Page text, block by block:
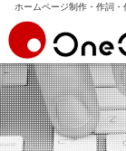
ホームページ制作・作詞